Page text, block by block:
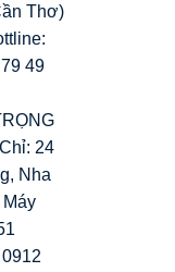
Thơ)
49
24
Nha